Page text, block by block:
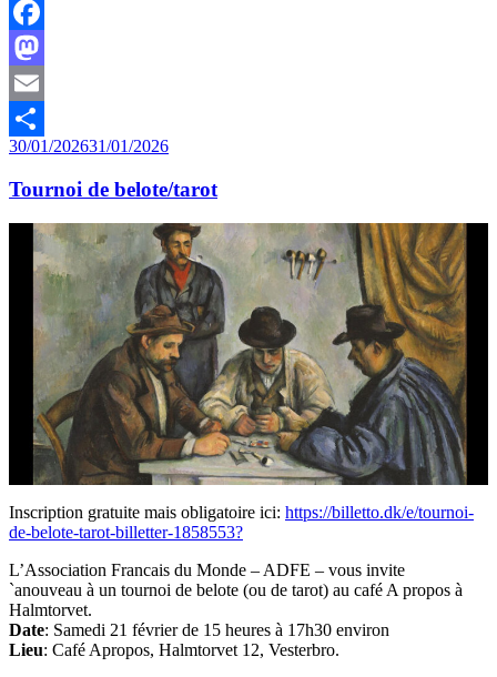
Facebook
Mastodon
Email
Partager
Publié
30/01/202631/01/2026
Tournoi de belote/tarot
Inscription gratuite mais obligatoire ici: https://billetto.dk/e/tournoi-
de-belote-tarot-billetter-1858553?
L’Association Francais du Monde – ADFE – vous invite
`anouveau à un tournoi de belote (ou de tarot) au café A propos à
Halmtorvet.
Date: Samedi 21 février de 15 heures à 17h30 environ
Lieu: Café Apropos, Halmtorvet 12, Vesterbro.